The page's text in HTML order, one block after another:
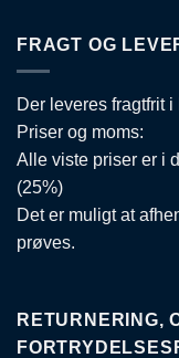
FRAGT OG
Der leveres fragtfrit
Priser og moms:
Alle viste priser er i
(25%)
Det er muligt at
prøves.
RETURNERING,